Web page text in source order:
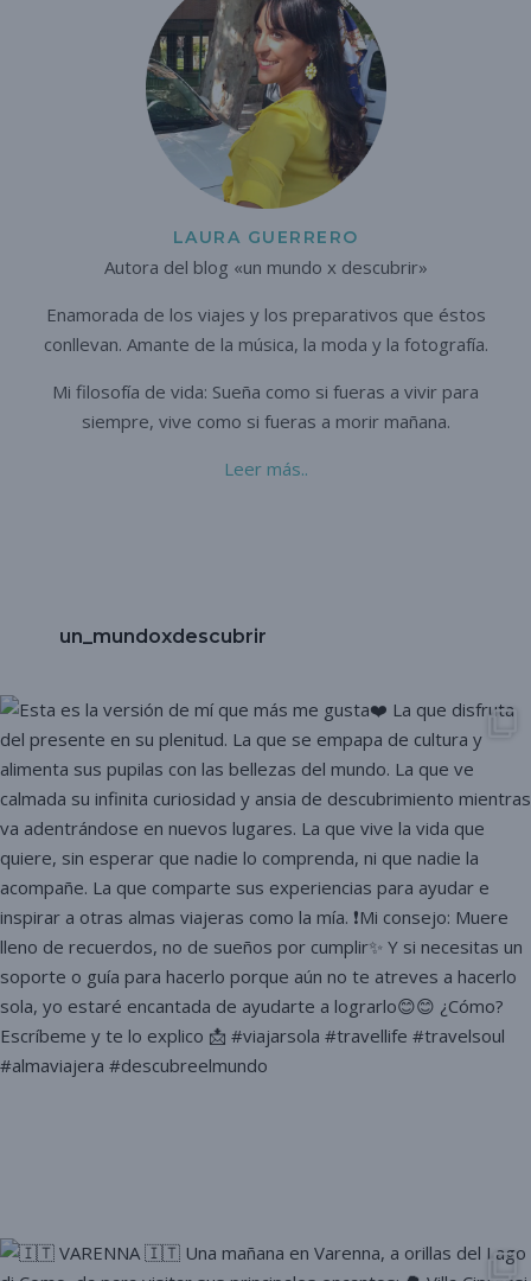
LAURA GUERRERO
Autora del blog «un mundo x descubrir»
Enamorada de los viajes y los preparativos que éstos
conllevan. Amante de la música, la moda y la fotografía.
Mi filosofía de vida: Sueña como si fueras a vivir para
siempre, vive como si fueras a morir mañana.
Leer más..
un_mundoxdescubrir